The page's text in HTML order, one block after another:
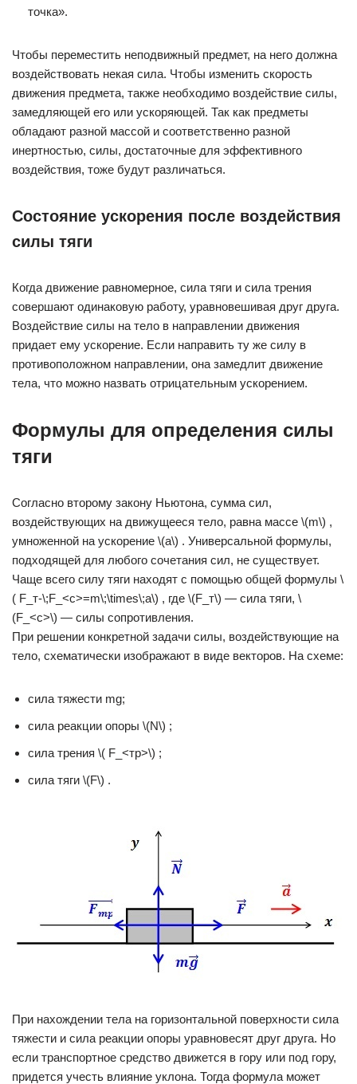
точка».
Чтобы переместить неподвижный предмет, на него должна
воздействовать некая сила. Чтобы изменить скорость
движения предмета, также необходимо воздействие силы,
замедляющей его или ускоряющей. Так как предметы
обладают разной массой и соответственно разной
инертностью, силы, достаточные для эффективного
воздействия, тоже будут различаться.
Состояние ускорения после воздействия
силы тяги
Когда движение равномерное, сила тяги и сила трения
совершают одинаковую работу, уравновешивая друг друга.
Воздействие силы на тело в направлении движения
придает ему ускорение. Если направить ту же силу в
противоположном направлении, она замедлит движение
тела, что можно назвать отрицательным ускорением.
Формулы для определения силы
тяги
Согласно второму закону Ньютона, сумма сил,
воздействующих на движущееся тело, равна массе \(m\) ,
умноженной на ускорение \(a\) . Универсальной формулы,
подходящей для любого сочетания сил, не существует.
Чаще всего силу тяги находят с помощью общей формулы \
( F_т-\;F_<с>=m\;\times\;a\) , где \(F_т\) — сила тяги, \
(F_<с>\) — силы сопротивления.
При решении конкретной задачи силы, воздействующие на
тело, схематически изображают в виде векторов. На схеме:
сила тяжести mg;
сила реакции опоры \(N\) ;
сила трения \( F_<тр>\) ;
сила тяги \(F\) .
При нахождении тела на горизонтальной поверхности сила
тяжести и сила реакции опоры уравновесят друг друга. Но
если транспортное средство движется в гору или под гору,
придется учесть влияние уклона. Тогда формула может